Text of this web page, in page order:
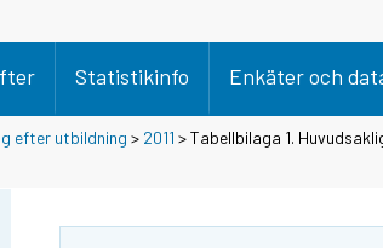
Statistikinfo Enkäter och
efter utbildning > 2011 > Tabellbilaga 1.